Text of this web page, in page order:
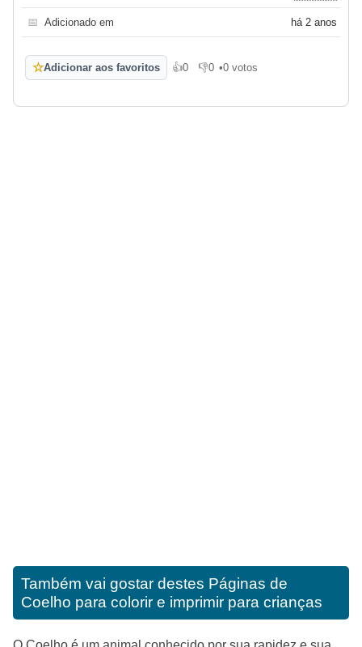
📅 Adicionado em há 2 anos
☆Adicionar aos favoritos 👍0
Gosto 👎0
Não gosto
•0 votos
Também vai gostar destes Páginas de
Coelho para colorir e imprimir para crianças